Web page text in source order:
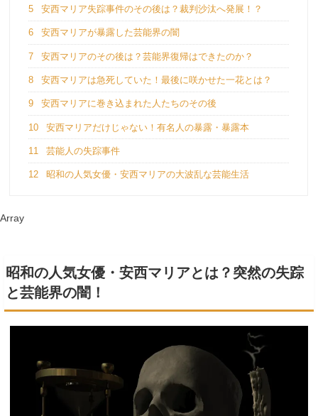
5 安西マリア失踪事件のその後は？裁判沙汰へ発展！？
6 安西マリアが暴露した芸能界の闇
7 安西マリアのその後は？芸能界復帰はできたのか？
8 安西マリアは急死していた！最後に咲かせた一花とは？
9 安西マリアに巻き込まれた人たちのその後
10 安西マリアだけじゃない！有名人の暴露・暴露本
11 芸能人の失踪事件
12 昭和の人気女優・安西マリアの大波乱な芸能生活
Array
昭和の人気女優・安西マリアとは？突然の失踪
と芸能界の闇！